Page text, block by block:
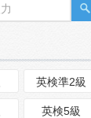
英検準2級
英検5級